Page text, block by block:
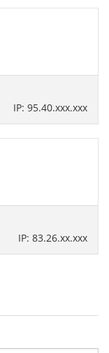
IP: 95.40.xxx.xxx
IP: 83.26.xx.xxx